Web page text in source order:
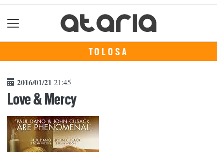
TOLOSA
2016/01/21 21:45
Love & Mercy